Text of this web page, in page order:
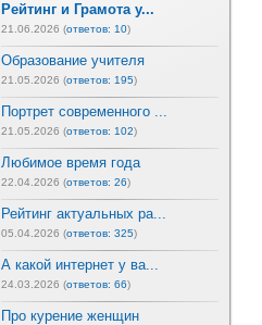
Рейтинг и Грамота у...
21.06.2026 (ответов: 10)
Образование учителя
21.05.2026 (ответов: 195)
Портрет современного ...
21.05.2026 (ответов: 102)
Любимое время года
22.04.2026 (ответов: 26)
Рейтинг актуальных ра...
05.04.2026 (ответов: 325)
А какой интернет у ва...
24.03.2026 (ответов: 66)
Про курение женщин